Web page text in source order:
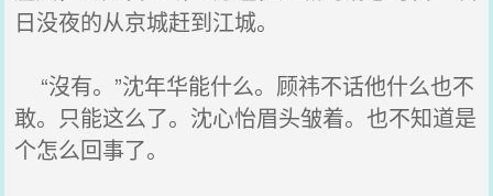
日没夜的从京城赶到江城。
“沒有。”沈年华能什么。顾祎不话他什么也不
敢。只能这么了。沈心怡眉头皱着。也不知道是
个怎么回事了。